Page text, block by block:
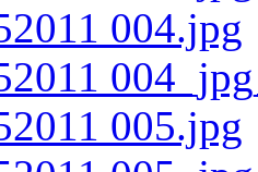
004.jpg
005.jpg